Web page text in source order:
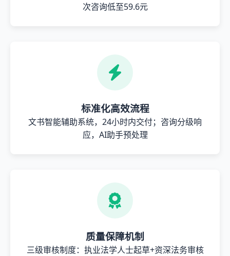
次咨询低至59.6元
标准化高效流程
文书智能辅助系统，24小时内交付；咨询分级响
应，AI助手预处理
质量保障机制
三级审核制度：执业法学人士起草+资深法务审核